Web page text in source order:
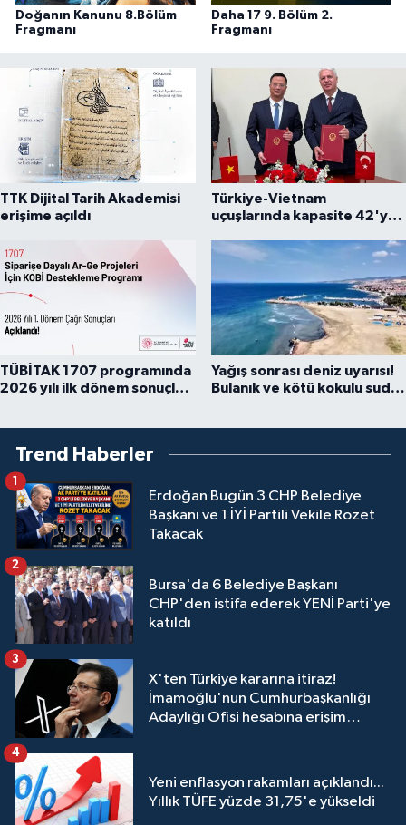
Doğanın Kanunu 8.Bölüm
Fragmanı
Daha 17 9. Bölüm 2.
Fragmanı
TTK Dijital Tarih Akademisi
erişime açıldı
Türkiye-Vietnam
uçuşlarında kapasite 42'ye
TÜBİTAK 1707 programında
2026 yılı ilk dönem sonuçları
Yağış sonrası deniz uyarısı!
Bulanık ve kötü kokulu suda
Trend Haberler
Erdoğan Bugün 3 CHP Belediye
Başkanı ve 1 İYİ Partili Vekile Rozet
Takacak
1
Bursa'da 6 Belediye Başkanı
CHP'den istifa ederek YENİ Parti'ye
katıldı
2
X'ten Türkiye kararına itiraz!
İmamoğlu'nun Cumhurbaşkanlığı
Adaylığı Ofisi hesabına erişim
3
Yeni enflasyon rakamları açıklandı...
Yıllık TÜFE yüzde 31,75'e yükseldi
4